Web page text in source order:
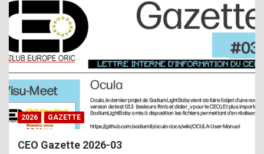
s
t
a
s
i
2026 GAZETTE
CEO Gazette 2026-03